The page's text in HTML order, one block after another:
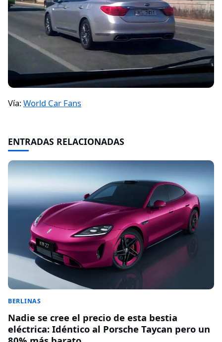
Vía:World Car Fans
ENTRADAS RELACIONADAS
BERLINAS
Nadie se cree el precio de esta bestia
eléctrica: Idéntico al Porsche Taycan pero un